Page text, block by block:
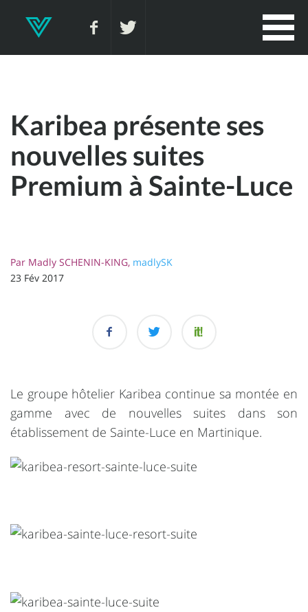
Karibea présente ses
nouvelles suites
Premium à Sainte-Luce
Par Madly SCHENIN-KING, madlySK
23 Fév 2017
Le groupe hôtelier Karibea continue sa montée en
gamme avec de nouvelles suites dans son
établissement de Sainte-Luce en Martinique.